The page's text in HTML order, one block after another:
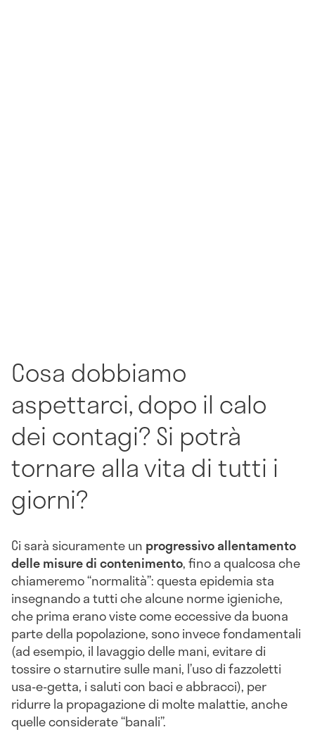
Cosa dobbiamo
aspettarci, dopo il calo
dei contagi? Si potrà
tornare alla vita di tutti i
giorni?
Ci sarà sicuramente un progressivo allentamento
delle misure di contenimento, fino a qualcosa che
chiameremo “normalità”: questa epidemia sta
insegnando a tutti che alcune norme igieniche,
che prima erano viste come eccessive da buona
parte della popolazione, sono invece fondamentali
(ad esempio, il lavaggio delle mani, evitare di
tossire o starnutire sulle mani, l’uso di fazzoletti
usa-e-getta, i saluti con baci e abbracci), per
ridurre la propagazione di molte malattie, anche
quelle considerate “banali”.